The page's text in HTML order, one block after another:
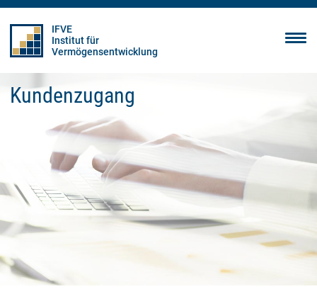
IFVE
Institut für
Vermögensentwicklung
Kundenzugang